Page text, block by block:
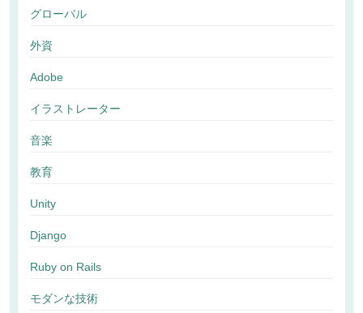
グローバル
外資
Adobe
イラストレーター
音楽
教育
Unity
Django
Ruby on Rails
モダンな技術